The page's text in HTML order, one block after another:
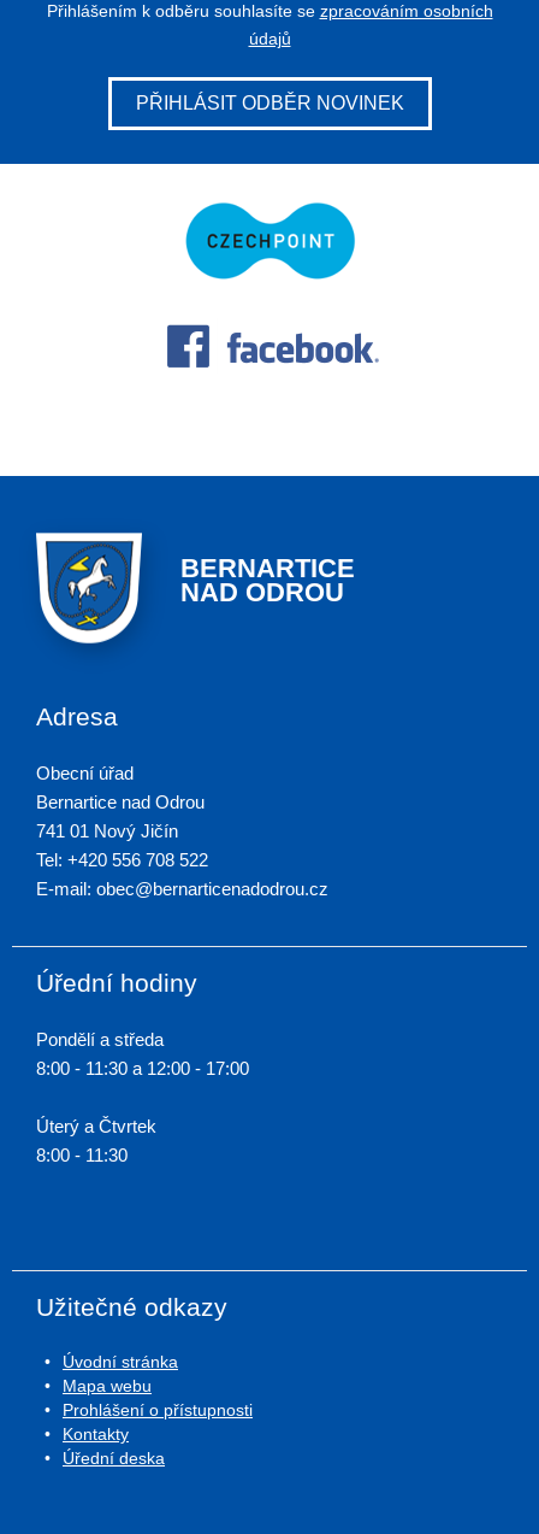
Přihlášením k odběru souhlasíte se zpracováním osobních
údajů
PŘIHLÁSIT ODBĚR NOVINEK
BERNARTICE
NAD ODROU
Adresa
Obecní úřad
Bernartice nad Odrou
741 01 Nový Jičín
Tel: +420 556 708 522
E-mail: obec@bernarticenadodrou.cz
Úřední hodiny
Pondělí a středa
8:00 - 11:30 a 12:00 - 17:00
Úterý a Čtvrtek
8:00 - 11:30
Užitečné odkazy
Úvodní stránka
Mapa webu
Prohlášení o přístupnosti
Kontakty
Úřední deska